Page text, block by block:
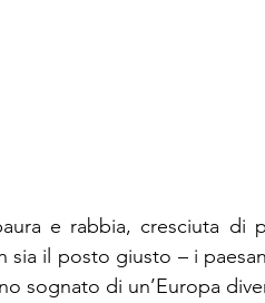
e rabbia, cresciuta di
sia il posto giusto – i
sognato di un’Europa